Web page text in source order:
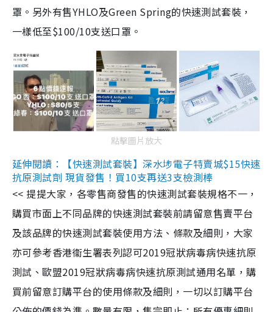
罩。另外有售YHLO及Green Spring的快速測試套裝，
一樣低至$100/10支送口罩。
點擊圖片放大
延伸閱讀：【快速測試套裝】深水埗電子特賣城$15快速
抗原測試劑 現貨發售！買10支再送3支檢測棒
<< 提提大家，各零售商發售的快速測試套裝規格不一，
購買市面上不同品牌的快速測試套裝前請留意售賣平台
及該品牌的快速測試套裝使用方法、條款及細則，大家
亦可參考香港衞生署表列認可2019冠狀病毒病快速抗原
測試、歐盟2019冠狀病毒病快速抗原測試通用名單，購
買前留意訂購平台的使用條款及細則，一切以訂購平台